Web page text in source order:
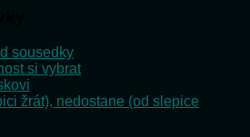
sousedky
si vybrat
žrát), nedostane (od slepice